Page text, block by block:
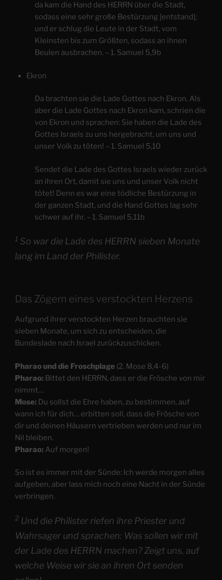
da kam die Hand des HERRN über die Stadt,
sodass eine sehr große Bestürzung [entstand];
und er schlug die Leute in der Stadt, vom
Kleinsten bis zum Größten, sodass an ihnen
Beulen ausbrachen. – 1. Samuel 5,9b
Ekron
Da brachten sie die Lade Gottes nach Ekron. Als
aber die Lade Gottes nach Ekron kam, schrien die
von Ekron und sprachen: Sie haben die Lade des
Gottes Israels zu uns hergebracht, um uns und
unser Volk zu töten! – 1. Samuel 5,10
Sendet die Lade des Gottes Israels wieder zurück
an ihren Ort, damit sie uns und unser Volk nicht
tötet! Denn es war eine tödliche Bestürzung in
der ganzen Stadt, und die Hand Gottes lag sehr
schwer auf ihr. – 1. Samuel 5,11b
1 So war die Lade des HERRN sieben Monate
lang im Land der Philister.
Das Zögern eines verstockten Herzens
Aufgrund ihrer verstockten Herzen brauchten sie
sieben Monate, um sich zu entscheiden, die
Bundeslade nach Israel zurückzuschicken.
Pharao und die Froschplage (2. Mose 8,4-6)
Pharao: Bittet den HERRN, dass er die Frösche von mir
nimmt…
Mose: Du sollst die Ehre haben, zu bestimmen, auf
wann ich für dich… erbitten soll, dass die Frösche von
dir und deinen Häusern vertrieben werden und nur im
Nil bleiben.
Pharao: Auf morgen!
So ist es immer mit der Sünde: Ich werde morgen alles
aufgeben, aber lass mich noch eine Nacht in der Sünde
verbringen.
2 Und die Philister riefen ihre Priester und
Wahrsager und sprachen: Was sollen wir mit
der Lade des HERRN machen? Zeigt uns, auf
welche Weise wir sie an ihren Ort senden